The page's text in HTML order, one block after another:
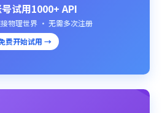
试用1000+ API
物理世界 · 无需多次注册
费开始试用 →